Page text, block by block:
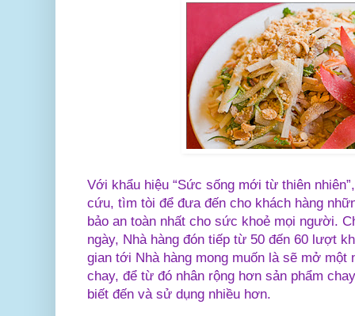
Với khẩu hiệu “Sức sống mới từ thiên
cứu, tìm tòi để đưa đến cho khách hàng
bảo an toàn nhất cho sức khoẻ mọi người.
ngày, Nhà hàng đón tiếp từ 50 đến 60 lượt
gian tới Nhà hàng mong muốn là sẽ mở một
chay, để từ đó nhân rộng hơn sản phẩm
biết đến và sử dụng nhiều hơn.